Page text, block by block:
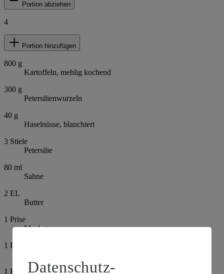
Portion abziehen
4
Portion hinzufügen
800 g
Kartoffeln, mehlig kochend
300 g
Petersilienwurzeln
40 g
Haselnüsse, blanchiert
3 Stiele
Petersilie
80 ml
Sahne
2 EL
Butter
1 Prise
Muskat
1 Prise
1 Prise Datenschutz-